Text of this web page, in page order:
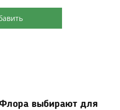
выбирают для